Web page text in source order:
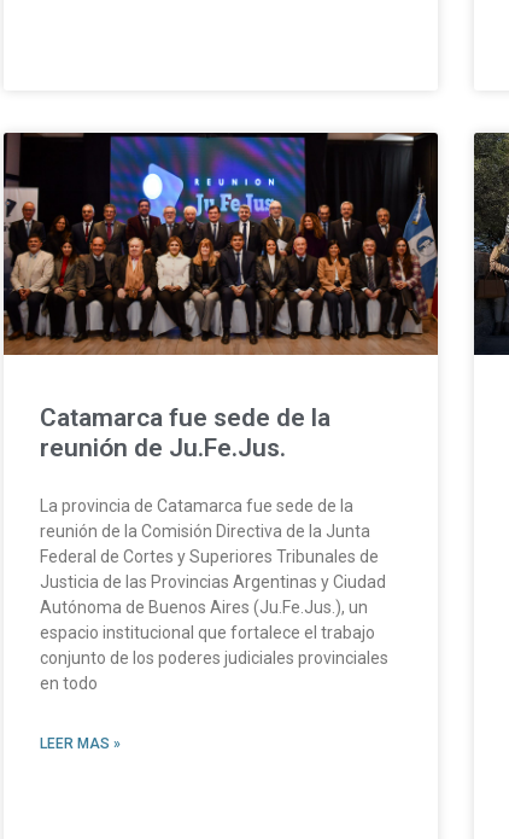
Catamarca fue sede de la
reunión de Ju.Fe.Jus.
La provincia de Catamarca fue sede de la
reunión de la Comisión Directiva de la Junta
Federal de Cortes y Superiores Tribunales de
Justicia de las Provincias Argentinas y Ciudad
Autónoma de Buenos Aires (Ju.Fe.Jus.), un
espacio institucional que fortalece el trabajo
conjunto de los poderes judiciales provinciales
en todo
LEER MAS »